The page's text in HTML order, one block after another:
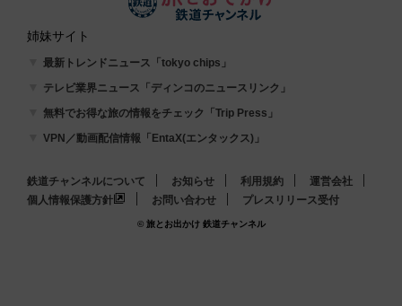
姉妹サイト
最新トレンドニュース「tokyo chips」
テレビ業界ニュース「ディンコのニュースリンク」
無料でお得な旅の情報をチェック「Trip Press」
VPN／動画配信情報「EntaX(エンタックス)」
鉄道チャンネルについて お知らせ 利用規約
運営会社
個人情報保護方針
お問い合わせ プレスリリース受付
© 旅とお出かけ 鉄道チャンネル